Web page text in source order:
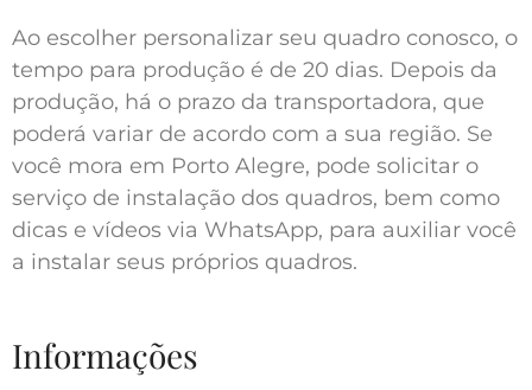
Ao escolher personalizar seu quadro conosco, o
tempo para produção é de 20 dias. Depois da
produção, há o prazo da transportadora, que
poderá variar de acordo com a sua região. Se
você mora em Porto Alegre, pode solicitar o
serviço de instalação dos quadros, bem como
dicas e vídeos via WhatsApp, para auxiliar você
a instalar seus próprios quadros.
Informações